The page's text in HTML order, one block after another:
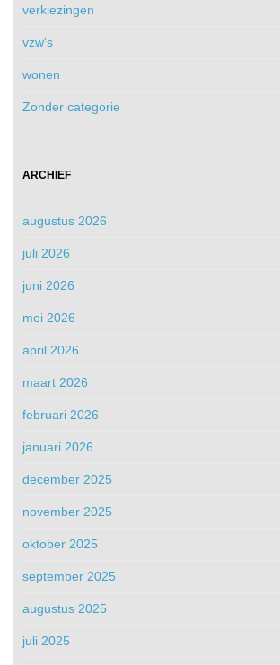
verkiezingen
vzw's
wonen
Zonder categorie
ARCHIEF
augustus 2026
juli 2026
juni 2026
mei 2026
april 2026
maart 2026
februari 2026
januari 2026
december 2025
november 2025
oktober 2025
september 2025
augustus 2025
juli 2025